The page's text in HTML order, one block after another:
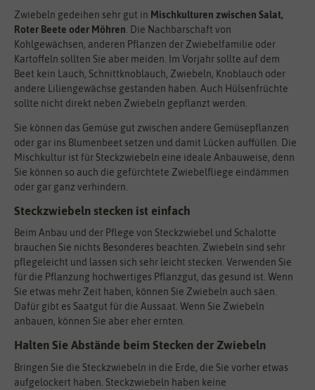
Zwiebeln gedeihen sehr gut in Mischkulturen zwischen Salat,
Roter Beete oder Möhren . Die Nachbarschaft von
Kohlgewächsen, anderen Pflanzen der Zwiebelfamilie oder
Kartoffeln sollten Sie aber meiden. Im Vorjahr sollte auf dem
Beet kein Lauch, Schnittknoblauch, Zwiebeln, Knoblauch oder
andere Liliengewächse gestanden haben. Auch Hülsenfrüchte
sollte nicht direkt neben Zwiebeln gepflanzt werden.
Sie können das Gemüse gut zwischen andere Gemüsepflanzen
oder gar ins Blumenbeet setzen und damit Lücken auffüllen. Die
Mischkultur ist für Steckzwiebeln eine ideale Anbauweise, denn
Sie können so auch die gefürchtete Zwiebelfliege eindämmen
oder gar ganz verhindern.
Steckzwiebeln stecken ist einfach
Beim Anbau und der Pflege von Steckzwiebel und Schalotte
brauchen Sie nichts Besonderes beachten. Zwiebeln sind sehr
pflegeleicht und lassen sich sehr leicht stecken. Verwenden Sie
für die Pflanzung hochwertiges Pflanzgut, das gesund ist. Wenn
Sie etwas mehr Zeit haben, können Sie Zwiebeln auch säen.
Dafür gibt es Saatgut für die Aussaat. Wenn Sie Zwiebeln
anbauen, können Sie aber eher ernten.
Halten Sie Abstände beim Stecken der Zwiebeln
Bringen Sie die Steckzwiebeln in die Erde, die Sie vorher etwas
aufgelockert haben. Steckzwiebeln haben keine